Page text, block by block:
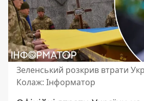
Зеленський розкрив втрати
Колаж: Інформатор